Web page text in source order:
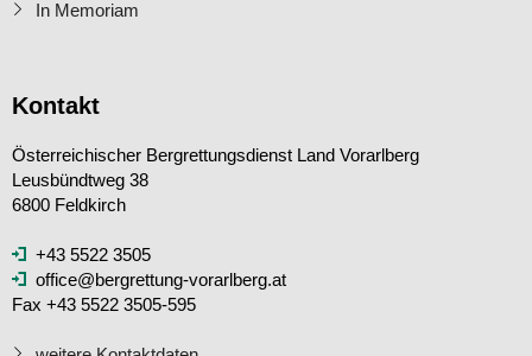
In Memoriam
Kontakt
Österreichischer Bergrettungsdienst Land Vorarlberg
Leusbündtweg 38
6800 Feldkirch
+43 5522 3505
office@bergrettung-vorarlberg.at
Fax +43 5522 3505-595